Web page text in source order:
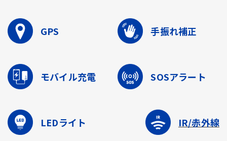
GPS 手振れ補正
モバイル充電 SOSアラート
LEDライト IR/赤外線